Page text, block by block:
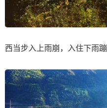
西当步入上雨崩，入住下雨蹦